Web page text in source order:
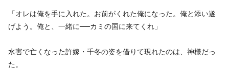
「オレは俺を手に入れた。お前がくれた俺になった。俺と添い遂
げよう。俺と、一緒に──カミの国に来てくれ」
水害で亡くなった許嫁・千冬の姿を借りて現れたのは、神様だっ
た。